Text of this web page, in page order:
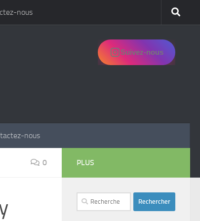
nous
Suivez-nous
nous
0 PLUS
Rechercher :